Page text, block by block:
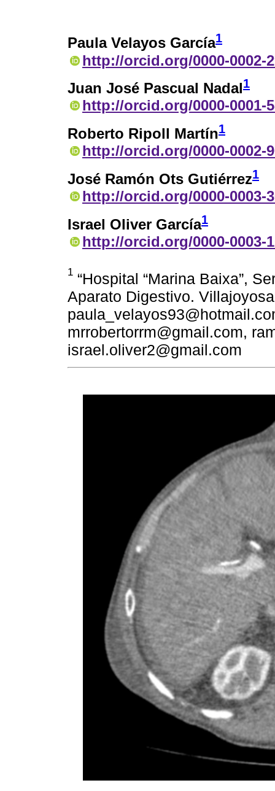
Paula Velayos García1
http://orcid.org/0000-0002-
Juan José Pascual Nadal1
http://orcid.org/0000-0001-
Roberto Ripoll Martín1
http://orcid.org/0000-0002-
José Ramón Ots Gutiérrez1
http://orcid.org/0000-0003-
Israel Oliver García1
http://orcid.org/0000-0003-
1 “Hospital “Marina Baixa”,
Aparato Digestivo.
mrrobertorrm@gmail.com,
israel.oliver2@gmail.com